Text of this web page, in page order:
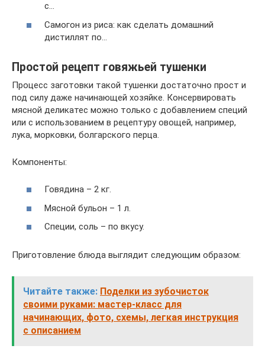
с…
Самогон из риса: как сделать домашний
дистиллят по…
Простой рецепт говяжьей тушенки
Процесс заготовки такой тушенки достаточно прост и
под силу даже начинающей хозяйке. Консервировать
мясной деликатес можно только с добавлением специй
или с использованием в рецептуру овощей, например,
лука, морковки, болгарского перца.
Компоненты:
Говядина – 2 кг.
Мясной бульон – 1 л.
Специи, соль – по вкусу.
Приготовление блюда выглядит следующим образом:
Читайте также: Поделки из зубочисток
своими руками: мастер-класс для
начинающих, фото, схемы, легкая инструкция
с описанием